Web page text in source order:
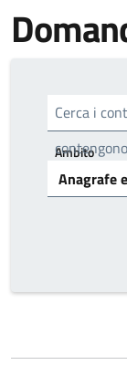
Cerca i
Ambito